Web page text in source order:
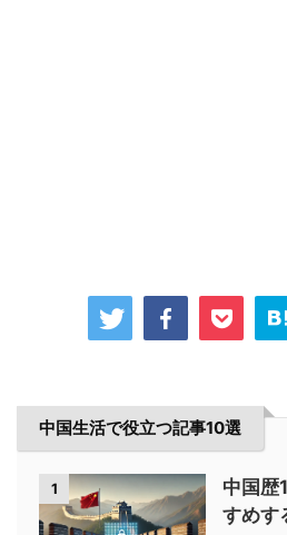
中国生活で役立つ記事10選
1
中国歴
すめす